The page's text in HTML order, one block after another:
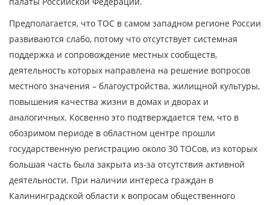
Предполагается, что ТОС в самом западном регионе России
развиваются слабо, потому что отсутствует системная
поддержка и сопровождение местных сообществ,
деятельность которых направлена на решение вопросов
местного значения – благоустройства, жилищной культуры,
повышения качества жизни в домах и дворах и
аналогичных. Косвенно это подтверждается тем, что в
обозримом периоде в областном центре прошли
государственную регистрацию около 30 ТОСов, из которых
большая часть была закрыта из-за отсутствия активной
деятельности. При наличии интереса граждан в
Калининградской области к вопросам общественного